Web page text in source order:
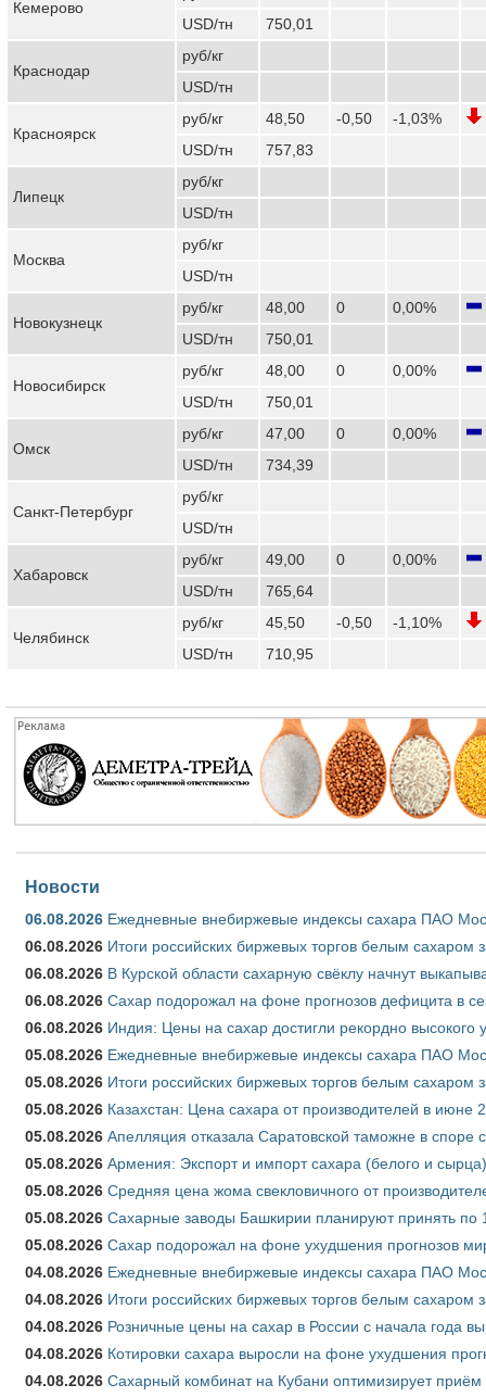
Кемерово
USD/тн
750,01
Краснодар
руб/кг
USD/тн
Красноярск
руб/кг 48,50 -0,50
-1,03%
USD/тн
757,83
Липецк
руб/кг
USD/тн
Москва
руб/кг
USD/тн
Новокузнецк
руб/кг 48,00 0
0,00%
USD/тн
750,01
Новосибирск
руб/кг 48,00 0
0,00%
USD/тн
750,01
Омск
руб/кг 47,00 0
0,00%
USD/тн
734,39
Санкт-Петербург
руб/кг
USD/тн
Хабаровск
руб/кг 49,00 0
0,00%
USD/тн
765,64
Челябинск
руб/кг 45,50 -0,50
-1,10%
USD/тн
710,95
Новости
06.08.2026 Ежедневные внебиржевые индексы сахара ПАО
06.08.2026 Итоги российских биржевых торгов белым сахаром
06.08.2026 В Курской области сахарную свёклу начнут
06.08.2026 Сахар подорожал на фоне прогнозов дефицита в
06.08.2026 Индия: Цены на сахар достигли рекордно высокого
05.08.2026 Ежедневные внебиржевые индексы сахара ПАО
05.08.2026 Итоги российских биржевых торгов белым сахаром
05.08.2026 Казахстан: Цена сахара от производителей в июне
05.08.2026 Апелляция отказала Саратовской таможне в
05.08.2026 Армения: Экспорт и импорт сахара (белого и
05.08.2026 Средняя цена жома свекловичного от
05.08.2026 Сахарные заводы Башкирии планируют принять по
05.08.2026 Сахар подорожал на фоне ухудшения прогнозов
04.08.2026 Ежедневные внебиржевые индексы сахара ПАО
04.08.2026 Итоги российских биржевых торгов белым сахаром
04.08.2026 Розничные цены на сахар в России с начала года
04.08.2026 Котировки сахара выросли на фоне ухудшения
04.08.2026 Сахарный комбинат на Кубани оптимизирует приём